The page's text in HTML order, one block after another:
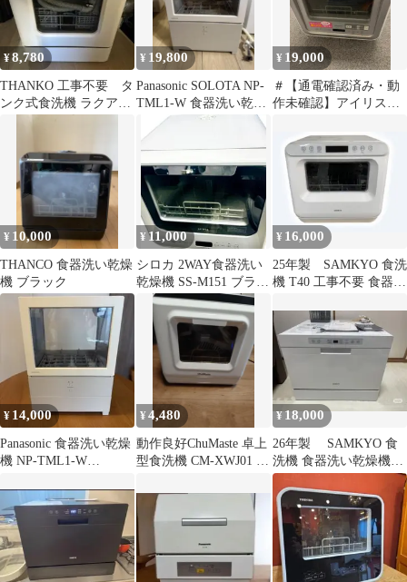
¥8,780
THANKO 工事不要 タ
ンク式食洗機 ラクア
mini TK-MDW22W
¥ 19,800
Panasonic SOLOTA NP-
TML1-W 食器洗い乾燥
機/おまけつき
¥ 19,000
＃【通電確認済み・動
作未確認】アイリスオ
工事不要 給水タンク式
【棚無し1】【8】
¥ 10,000
THANCO 食器洗い乾燥
機 ブラック
¥ 11,000
シロカ 2WAY食器洗い
乾燥機 SS-M151 ブラッ
ク 食洗機 工事不要
¥ 16,000
25年製 SAMKYO 食洗
機 T40 工事不要 食器洗
¥ 14,000
Panasonic 食器洗い乾燥
機 NP-TML1-W
¥4,480
動作良好ChuMaste 卓上
型食洗機 CM-XWJ01 食
¥18,000
26年製 SAMKYO 食
洗機 食器洗い乾燥機
T60(福岡市引き取り限
定)